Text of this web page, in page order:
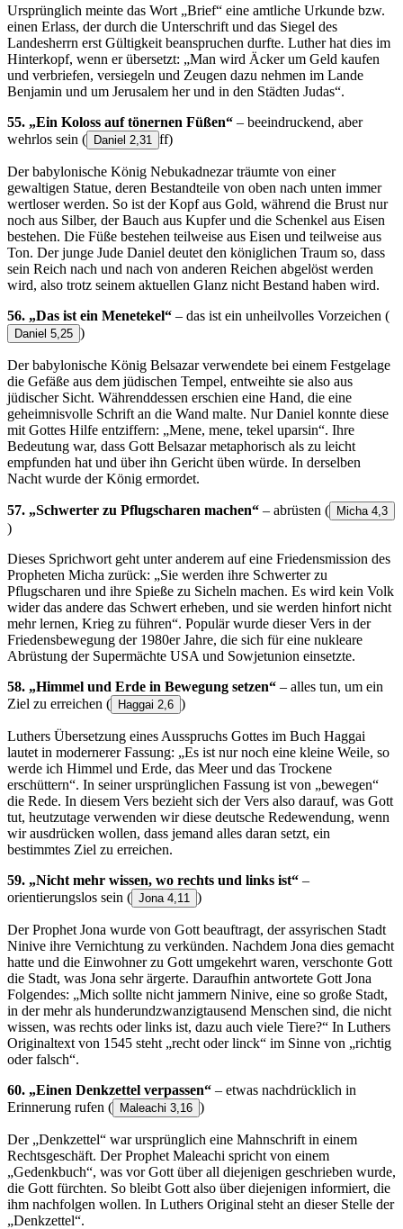
Ursprünglich meinte das Wort „Brief“ eine amtliche Urkunde bzw.
einen Erlass, der durch die Unterschrift und das Siegel des
Landesherrn erst Gültigkeit beanspruchen durfte. Luther hat dies im
Hinterkopf, wenn er übersetzt: „Man wird Äcker um Geld kaufen
und verbriefen, versiegeln und Zeugen dazu nehmen im Lande
Benjamin und um Jerusalem her und in den Städten Judas“.
55. „Ein Koloss auf tönernen Füßen“ – beeindruckend, aber
wehrlos sein ( Daniel 2,31 ff)
Der babylonische König Nebukadnezar träumte von einer
gewaltigen Statue, deren Bestandteile von oben nach unten immer
wertloser werden. So ist der Kopf aus Gold, während die Brust nur
noch aus Silber, der Bauch aus Kupfer und die Schenkel aus Eisen
bestehen. Die Füße bestehen teilweise aus Eisen und teilweise aus
Ton. Der junge Jude Daniel deutet den königlichen Traum so, dass
sein Reich nach und nach von anderen Reichen abgelöst werden
wird, also trotz seinem aktuellen Glanz nicht Bestand haben wird.
56. „Das ist ein Menetekel“ – das ist ein unheilvolles Vorzeichen (
Daniel 5,25 )
Der babylonische König Belsazar verwendete bei einem Festgelage
die Gefäße aus dem jüdischen Tempel, entweihte sie also aus
jüdischer Sicht. Währenddessen erschien eine Hand, die eine
geheimnisvolle Schrift an die Wand malte. Nur Daniel konnte diese
mit Gottes Hilfe entziffern: „Mene, mene, tekel uparsin“. Ihre
Bedeutung war, dass Gott Belsazar metaphorisch als zu leicht
empfunden hat und über ihn Gericht üben würde. In derselben
Nacht wurde der König ermordet.
57. „Schwerter zu Pflugscharen machen“ – abrüsten ( Micha 4,3
)
Dieses Sprichwort geht unter anderem auf eine Friedensmission des
Propheten Micha zurück: „Sie werden ihre Schwerter zu
Pflugscharen und ihre Spieße zu Sicheln machen. Es wird kein Volk
wider das andere das Schwert erheben, und sie werden hinfort nicht
mehr lernen, Krieg zu führen“. Populär wurde dieser Vers in der
Friedensbewegung der 1980er Jahre, die sich für eine nukleare
Abrüstung der Supermächte USA und Sowjetunion einsetzte.
58. „Himmel und Erde in Bewegung setzen“ – alles tun, um ein
Ziel zu erreichen ( Haggai 2,6 )
Luthers Übersetzung eines Ausspruchs Gottes im Buch Haggai
lautet in modernerer Fassung: „Es ist nur noch eine kleine Weile, so
werde ich Himmel und Erde, das Meer und das Trockene
erschüttern“. In seiner ursprünglichen Fassung ist von „bewegen“
die Rede. In diesem Vers bezieht sich der Vers also darauf, was Gott
tut, heutzutage verwenden wir diese deutsche Redewendung, wenn
wir ausdrücken wollen, dass jemand alles daran setzt, ein
bestimmtes Ziel zu erreichen.
59. „Nicht mehr wissen, wo rechts und links ist“ –
orientierungslos sein ( Jona 4,11 )
Der Prophet Jona wurde von Gott beauftragt, der assyrischen Stadt
Ninive ihre Vernichtung zu verkünden. Nachdem Jona dies gemacht
hatte und die Einwohner zu Gott umgekehrt waren, verschonte Gott
die Stadt, was Jona sehr ärgerte. Daraufhin antwortete Gott Jona
Folgendes: „Mich sollte nicht jammern Ninive, eine so große Stadt,
in der mehr als hunderundzwanzigtausend Menschen sind, die nicht
wissen, was rechts oder links ist, dazu auch viele Tiere?“ In Luthers
Originaltext von 1545 steht „recht oder linck“ im Sinne von „richtig
oder falsch“.
60. „Einen Denkzettel verpassen“ – etwas nachdrücklich in
Erinnerung rufen ( Maleachi 3,16 )
Der „Denkzettel“ war ursprünglich eine Mahnschrift in einem
Rechtsgeschäft. Der Prophet Maleachi spricht von einem
„Gedenkbuch“, was vor Gott über all diejenigen geschrieben wurde,
die Gott fürchten. So bleibt Gott also über diejenigen informiert, die
ihm nachfolgen wollen. In Luthers Original steht an dieser Stelle der
„Denkzettel“.